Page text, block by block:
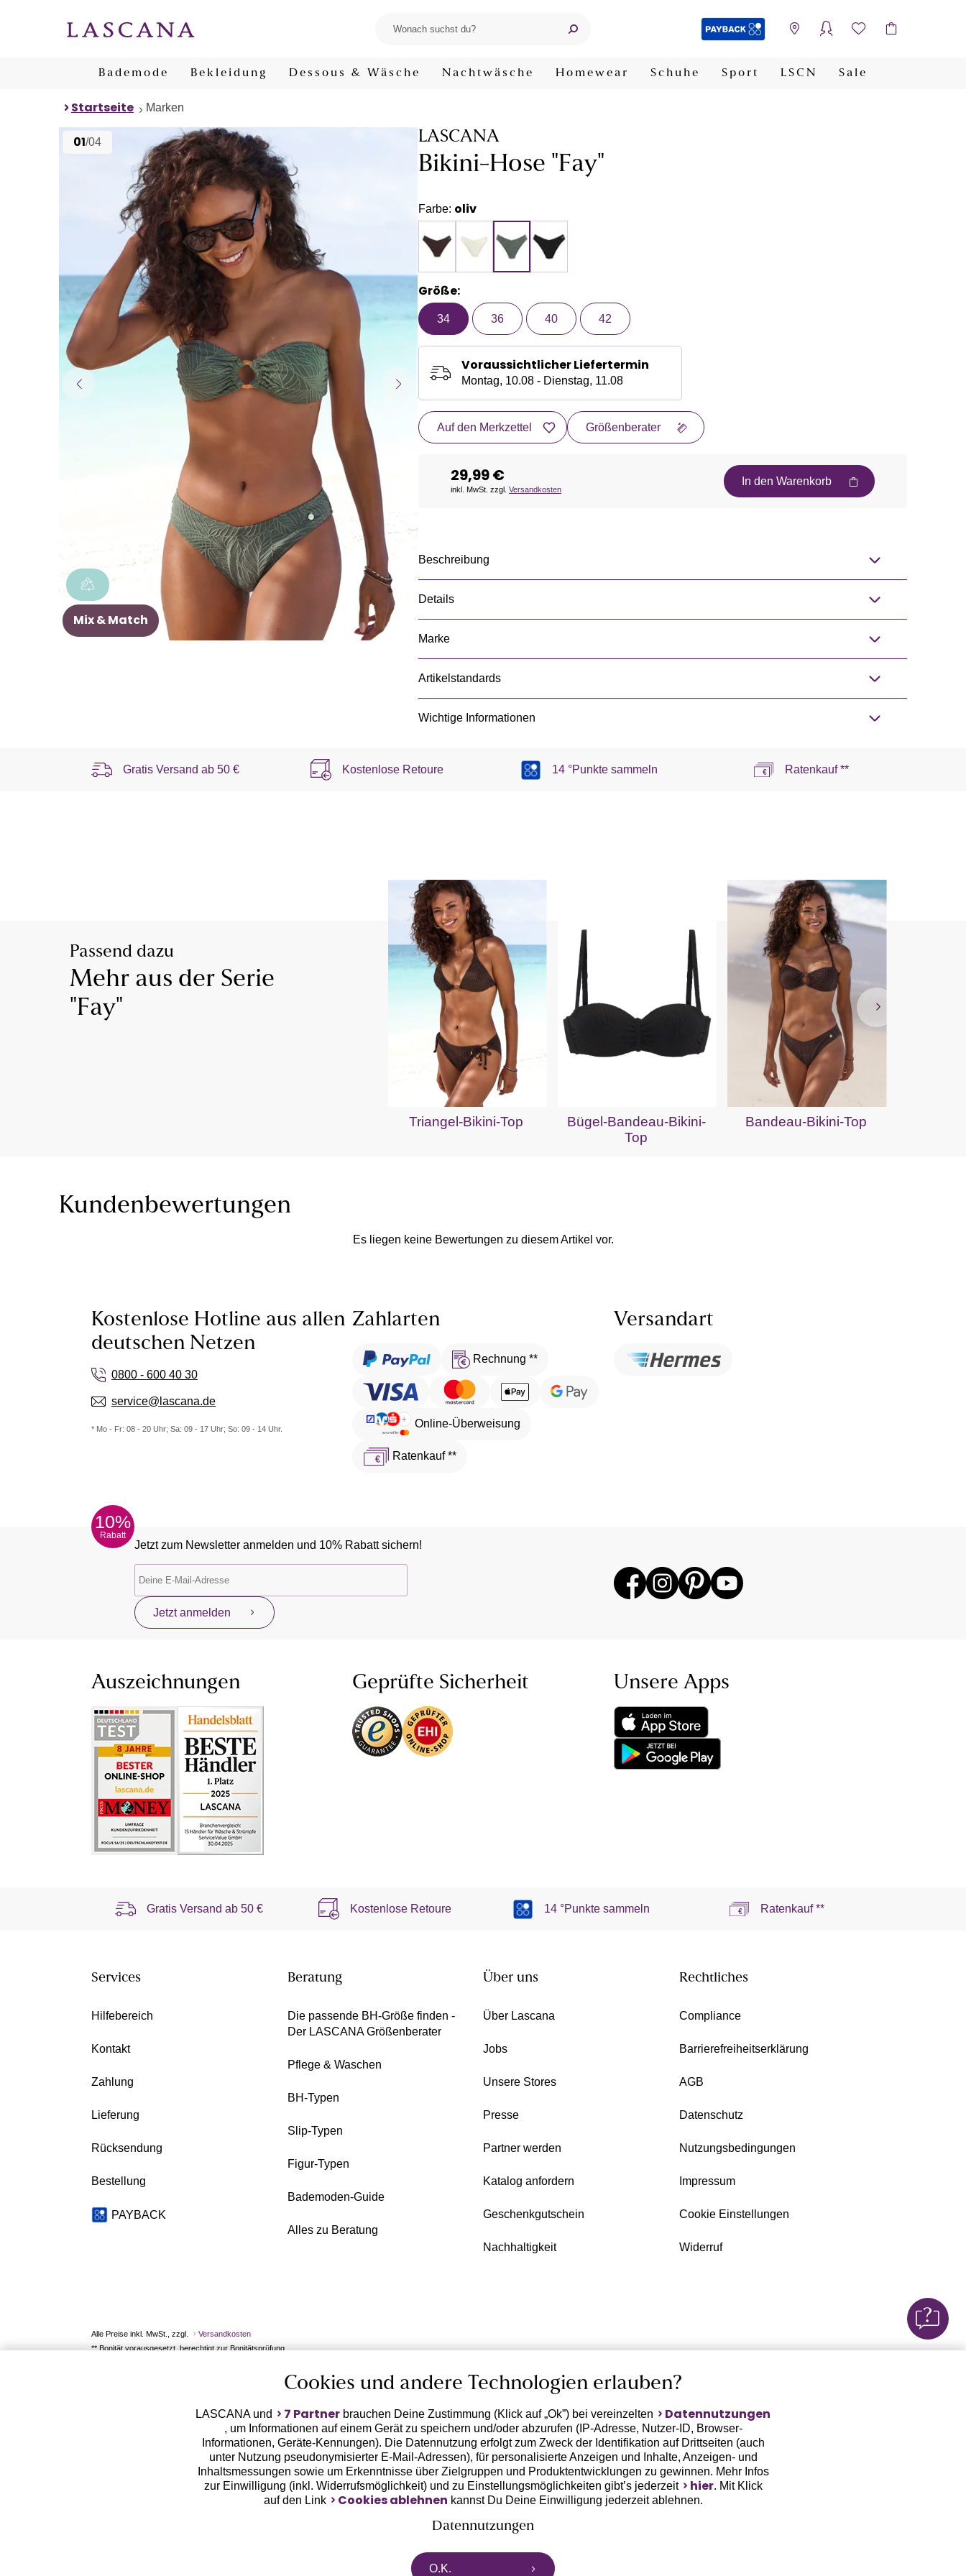
Bademode Bekleidung Dessous & Wäsche Nachtwäsche Homewear Schuhe Sport LSCN Sale
Startseite Marken
01/04
Mix & Match
LASCANA
Bikini-Hose "Fay"
Farbe: oliv
Größe:
34 36 40 42
Voraussichtlicher Liefertermin
Montag, 10.08 - Dienstag, 11.08
Auf den Merkzettel Größenberater
29,99 €
inkl. MwSt. zzgl. Versandkosten
In den Warenkorb
Beschreibung
Details
Marke
Artikelstandards
Wichtige Informationen
Gratis Versand ab 50 € Kostenlose Retoure 14 °Punkte sammeln Ratenkauf **
Passend dazu
Mehr aus der Serie
"Fay"
Triangel-Bikini-Top
Bügel-Bandeau-Bikini-
Top
Bandeau-Bikini-Top
Kundenbewertungen
Es liegen keine Bewertungen zu diesem Artikel vor.
Kostenlose Hotline aus allen
deutschen Netzen
0800 - 600 40 30
service@lascana.de
* Mo - Fr: 08 - 20 Uhr; Sa: 09 - 17 Uhr; So: 09 - 14 Uhr.
Zahlarten
Rechnung **
Online-Überweisung
Ratenkauf **
Versandart
10%
Rabatt
Jetzt zum Newsletter anmelden und 10% Rabatt sichern!
Jetzt anmelden
Auszeichnungen Geprüfte Sicherheit Unsere Apps
Gratis Versand ab50 € Kostenlose Retoure 14 °Punkte sammeln Ratenkauf **
Services
Hilfebereich
Kontakt
Zahlung
Lieferung
Rücksendung
Bestellung
PAYBACK
Beratung
Die passende BH-Größe finden -
Der LASCANA Größenberater
Pflege & Waschen
BH-Typen
Slip-Typen
Figur-Typen
Bademoden-Guide
Alles zu Beratung
Über uns
Über Lascana
Jobs
Unsere Stores
Presse
Partner werden
Katalog anfordern
Geschenkgutschein
Nachhaltigkeit
Rechtliches
Compliance
Barrierefreiheitserklärung
AGB
Datenschutz
Nutzungsbedingungen
Impressum
Cookie Einstellungen
Widerruf
Alle Preise inkl. MwSt., zzgl.
Versandkosten
** Bonität vorausgesetzt, berechtigt zur Bonitätsprüfung
Cookies und andere Technologien erlauben?
LASCANA und 7 Partner brauchen Deine Zustimmung (Klick auf „Ok”) bei vereinzelten Datennutzungen
, um Informationen auf einem Gerät zu speichern und/oder abzurufen (IP-Adresse, Nutzer-ID, Browser-
Informationen, Geräte-Kennungen). Die Datennutzung erfolgt zum Zweck der Identifikation auf Drittseiten (auch
unter Nutzung pseudonymisierter E-Mail-Adressen), für personalisierte Anzeigen und Inhalte, Anzeigen- und
Inhaltsmessungen sowie um Erkenntnisse über Zielgruppen und Produktentwicklungen zu gewinnen. Mehr Infos
zur Einwilligung (inkl. Widerrufsmöglichkeit) und zu Einstellungsmöglichkeiten gibt’s jederzeit
hier. Mit Klick
auf den Link
Cookies ablehnen kannst Du Deine Einwilligung jederzeit ablehnen.
Datennutzungen
LASCANA arbeitet mit Partnern zusammen, die von deinem Endgerät abgerufene Daten (Trackingdaten) oder die
O.K.